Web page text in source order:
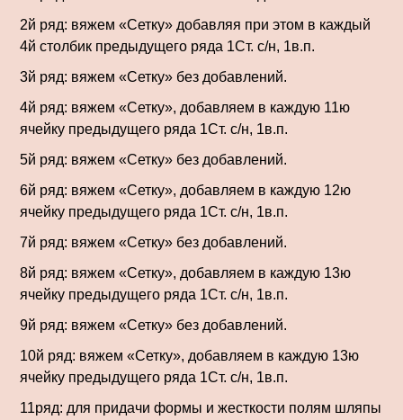
2й ряд: вяжем «Сетку» добавляя при этом в каждый
4й столбик предыдущего ряда 1Ст. с/н, 1в.п.
3й ряд: вяжем «Сетку» без добавлений.
4й ряд: вяжем «Сетку», добавляем в каждую 11ю
ячейку предыдущего ряда 1Ст. с/н, 1в.п.
5й ряд: вяжем «Сетку» без добавлений.
6й ряд: вяжем «Сетку», добавляем в каждую 12ю
ячейку предыдущего ряда 1Ст. с/н, 1в.п.
7й ряд: вяжем «Сетку» без добавлений.
8й ряд: вяжем «Сетку», добавляем в каждую 13ю
ячейку предыдущего ряда 1Ст. с/н, 1в.п.
9й ряд: вяжем «Сетку» без добавлений.
10й ряд: вяжем «Сетку», добавляем в каждую 13ю
ячейку предыдущего ряда 1Ст. с/н, 1в.п.
11ряд: для придачи формы и жесткости полям шляпы